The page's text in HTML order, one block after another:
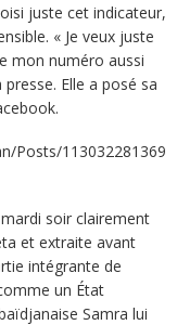
juste cet indicateur,
« Je veux juste
mon numéro aussi
Elle a posé sa
Posts/113032281369
soir clairement
et extraite avant
intégrante de
un État
Samra lui